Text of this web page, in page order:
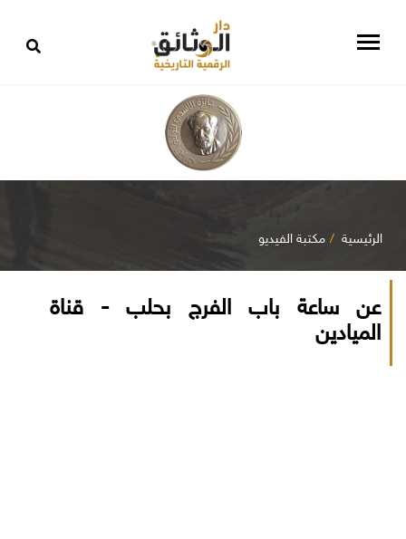
الرئيسية مكتبة الفيديو
عن ساعة باب الفرج بحلب - قناة
الميادين